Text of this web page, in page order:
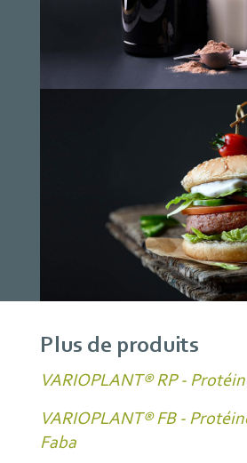
Plus de produits
VARIOPLANT® RP -
VARIOPLANT® FB -
Faba